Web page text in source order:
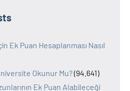
Ek Puan Hesaplanması Nasıl
Okunur Mu?(94.641)
Ek Puan Alabileceği